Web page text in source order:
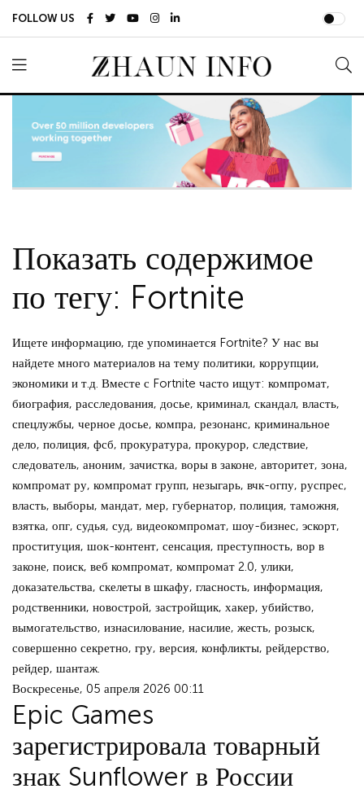
FOLLOW US
Показать содержимое
по тегу: Fortnite
Ищете информацию, где упоминается Fortnite? У нас вы
найдете много материалов на тему политики, коррупции,
экономики и т.д. Вместе с Fortnite часто ищут: компромат,
биография, расследования, досье, криминал, скандал, власть,
спецлужбы, черное досье, компра, резонанс, криминальное
дело, полиция, фсб, прокуратура, прокурор, следствие,
следователь, аноним, зачистка, воры в законе, авторитет, зона,
компромат ру, компромат групп, незыгарь, вчк-огпу, руспрес,
власть, выборы, мандат, мер, губернатор, полиция, таможня,
взятка, опг, судья, суд, видеокомпромат, шоу-бизнес, эскорт,
проституция, шок-контент, сенсация, преступность, вор в
законе, поиск, веб компромат, компромат 2.0, улики,
доказательства, скелеты в шкафу, гласность, информация,
родственники, новострой, застройщик, хакер, убийство,
вымогательство, изнасилование, насилие, жесть, розыск,
совершенно секретно, гру, версия, конфликты, рейдерство,
рейдер, шантаж.
Воскресенье, 05 апреля 2026 00:11
Epic Games
зарегистрировала товарный
знак Sunflower в России